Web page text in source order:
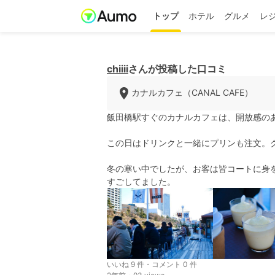
トップ ホテル グルメ レ
chiiiiさんが投稿した口コミ
カナルカフェ（CANAL CAFE）
飯田橋駅すぐのカナルカフェは、開放感の
この日はドリンクと一緒にプリンも注文。
冬の寒い中でしたが、お客は皆コートに
すごしてました。
いいね 9 件・コメント 0 件